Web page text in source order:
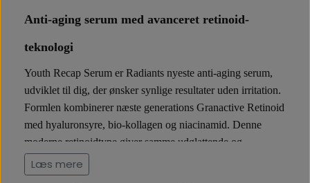
Anti-aging serum med avanceret retinoid-
teknologi
Youth Recap Serum er Radiants nyeste anti-aging serum,
udviklet til dig, der ønsker synlige resultater uden irritation.
Formlen kombinerer næste generations Granactive Retinoid
med hyaluronsyre, bio-kollagen og niacinamid. Denne
moderne retinoidtype giver samme udglattende og
fornyende effekt som klassisk retinol, men er langt mere
skånsom – selv for sensitiv hud. Serumet arbejder målrettet
Læs mere